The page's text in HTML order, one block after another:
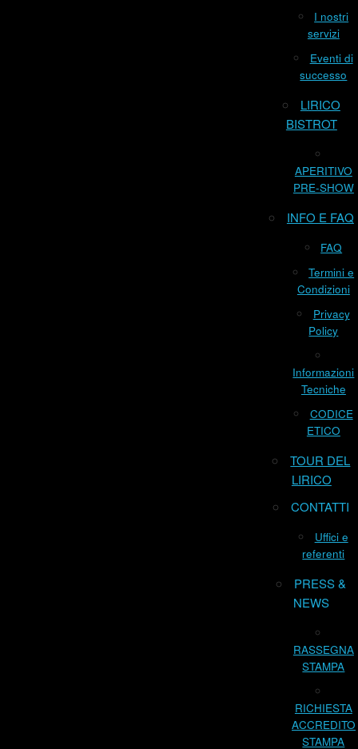
I nostri
servizi
Eventi di
successo
LIRICO
BISTROT
APERITIVO
PRE-SHOW
INFO E FAQ
FAQ
Termini e
Condizioni
Privacy
Policy
Informazioni
Tecniche
CODICE
ETICO
TOUR DEL
LIRICO
CONTATTI
Uffici e
referenti
PRESS &
NEWS
RASSEGNA
STAMPA
RICHIESTA
ACCREDITO
STAMPA